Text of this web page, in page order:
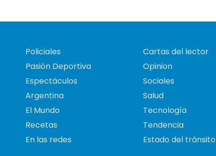
Policiales
Pasión Deportiva
Espectáculos
Argentina
El Mundo
Recetas
En las redes
Cartas del lector
Opinion
Sociales
Salud
Tecnología
Tendencia
Estado del tránsito